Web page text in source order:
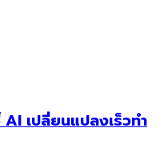
เปลี่ยนแปลงเร็วทำ